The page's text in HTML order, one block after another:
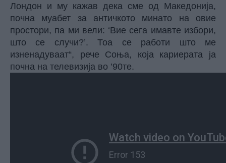
Лондон и му кажав дека сме од Македонија,
почна муабет за античкото минато на овие
простори, па ми вели: ‘Вие сега имавте избори,
што се случи?’. Тоа се работи што ме
изненадуваат“, рече Соња, која кариерата ја
почна на телевизија во ’90те.